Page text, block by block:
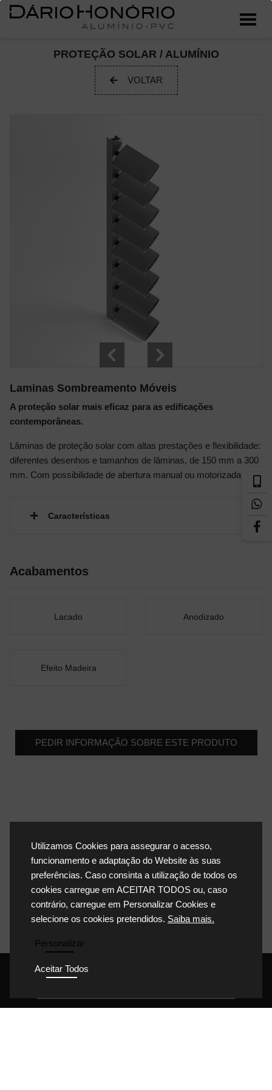
PROTEÇÃO SOLAR / ALUMÍNIO
VOLTAR
Laminas Sombreamento Móveis
A proteção solar mais eficaz para as edificações
contemporâneas.
Lâminas de proteção solar com altas prestações e flexibilidade:
diferentes desenhos e tamanhos de lâminas, de 150 mm a 300
mm. Com possibilidade de abertura manual ou motorizada.
Características
Acabamentos
Lacado Anodizado
Efeito Madeira
PEDIR INFORMAÇÃO SOBRE ESTE PRODUTO
Utilizamos Cookies para assegurar o acesso,
funcionamento e adaptação do Website às suas
preferências. Caso consinta a utilização de todos os
cookies carregue em ACEITAR TODOS ou, caso
contrário, carregue em Personalizar Cookies e
selecione os cookies pretendidos. Saiba mais.
Personalizar
Aceitar Todos